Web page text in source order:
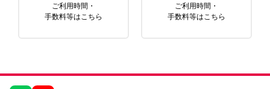
ご利用時間・
手数料等はこちら
ご利用時間・
手数料等はこちら